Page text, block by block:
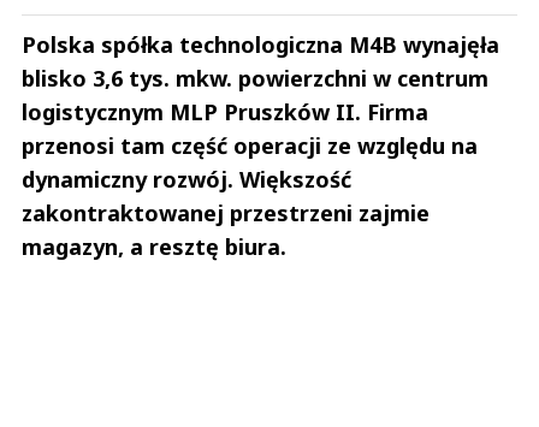
Polska spółka technologiczna M4B wynajęła
blisko 3,6 tys. mkw. powierzchni w centrum
logistycznym MLP Pruszków II. Firma
przenosi tam część operacji ze względu na
dynamiczny rozwój. Większość
zakontraktowanej przestrzeni zajmie
magazyn, a resztę biura.